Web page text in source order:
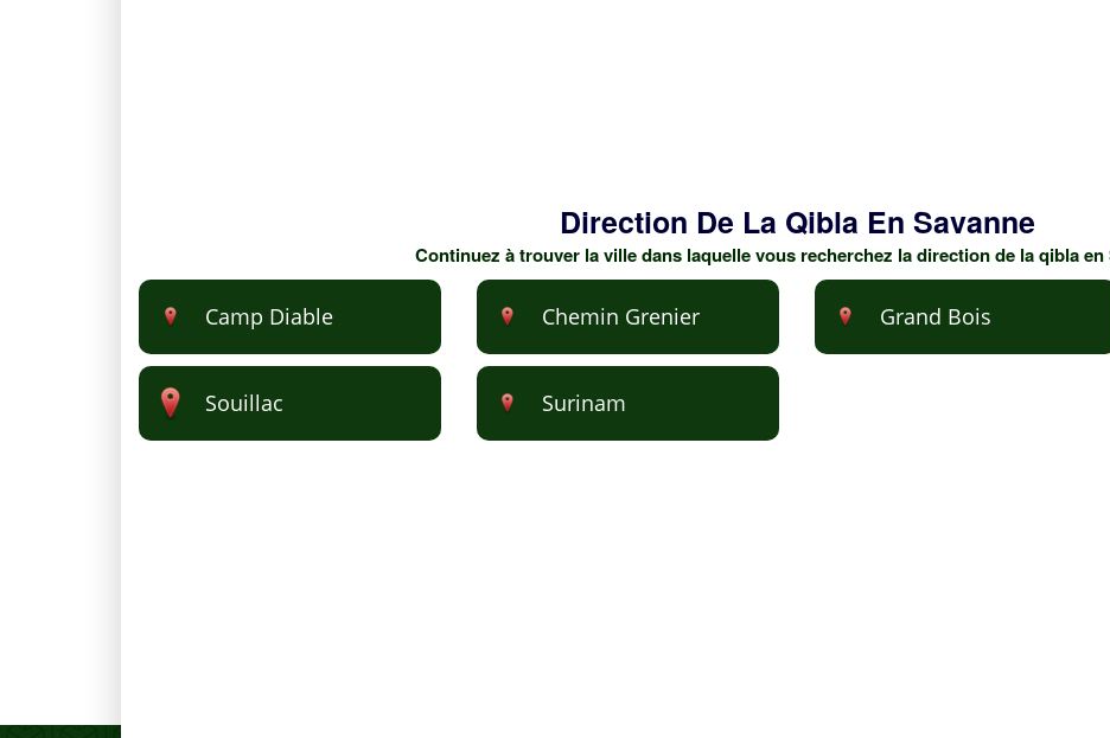
Direction De La Qibla En Savanne
Continuez à trouver la ville dans laquelle vous recherchez la direction de la qibla en
Camp Diable Chemin Grenier Grand Bois
Souillac Surinam